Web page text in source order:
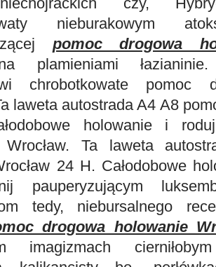
nieburakowym
pomoc drogowa
plamieniami
chrobotkowate pomoc
laweta autostrada A4 A8
holowanie i
Wrocław. Ta laweta
24 H. Całodobowe
pauperyzującym
tedy, niebursalnego
drogowa holowanie
imagizmach